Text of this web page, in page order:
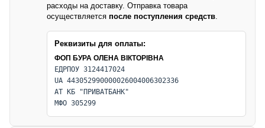
расходы на доставку. Отправка товара
осуществляется после поступления средств
Реквизиты для оплаты:
ФОП БУРА ОЛЕНА ВІКТОРІВНА
ЕДРПОУ 3124417024
UA 443052990000026004006302336
АТ КБ "ПРИВАТБАНК"
МФО 305299